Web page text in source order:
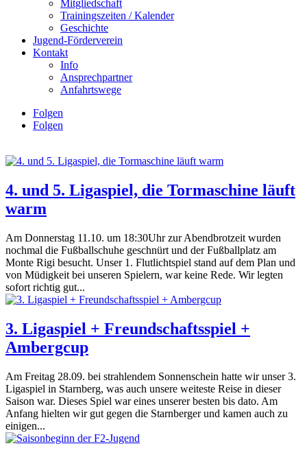
Mitgliedschaft
Trainingszeiten / Kalender
Geschichte
Jugend-Förderverein
Kontakt
Info
Ansprechpartner
Anfahrtswege
Folgen
Folgen
4. und 5. Ligaspiel, die Tormaschine läuft
warm
Am Donnerstag 11.10. um 18:30Uhr zur Abendbrotzeit wurden
nochmal die Fußballschuhe geschnürt und der Fußballplatz am
Monte Rigi besucht. Unser 1. Flutlichtspiel stand auf dem Plan und
von Müdigkeit bei unseren Spielern, war keine Rede. Wir legten
sofort richtig gut...
3. Ligaspiel + Freundschaftsspiel +
Ambergcup
Am Freitag 28.09. bei strahlendem Sonnenschein hatte wir unser 3.
Ligaspiel in Starnberg, was auch unsere weiteste Reise in dieser
Saison war. Dieses Spiel war eines unserer besten bis dato. Am
Anfang hielten wir gut gegen die Starnberger und kamen auch zu
einigen...